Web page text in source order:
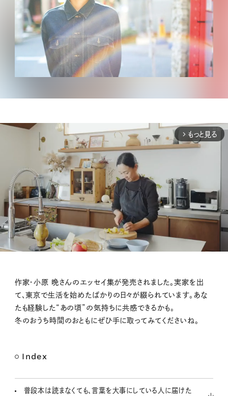
arrow_forward_ios もっと見る
M
t
作家・小原 晩さんのエッセイ集が発売されました。実家を出
て、東京で生活を始めたばかりの日々が綴られています。あな
たも経験した“あの頃”の気持ちに共感できるかも。
冬のおうち時間のおともにぜひ手に取ってみてくださいね。
Index
普段本は読まなくても、言葉を大事にしている人に届けた